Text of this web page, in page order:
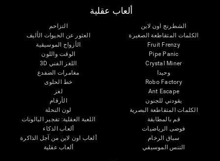
ألعاب عقلية
الشطرنج اون لاين
الكلمات المتقاطعة الصغيرة
Fruit Frenzy
Pipe Panic
Crystal Miner
وحيدا
Robo Factory
Ant Escape
يقودني للجنون
الكلمات المتقاطعة البصرية
قم بالمطابقة
فوضى الرياضيات
سباق الرخام
التنس الموسيقي
التزاحم
العثور عن الحيوات الأليف
الأزواج الموسيقية
الوقت واللون
اللغز الفني 3D
مغامرات الضفدع
خط الحلوى
لغز
الأرقام
لون النحلة
اللعبة العقلية: تفجير البالونات
ألعاب الذكاء
ألعاب اون لاين من آجل الذاكرة
ألعاب عقلية